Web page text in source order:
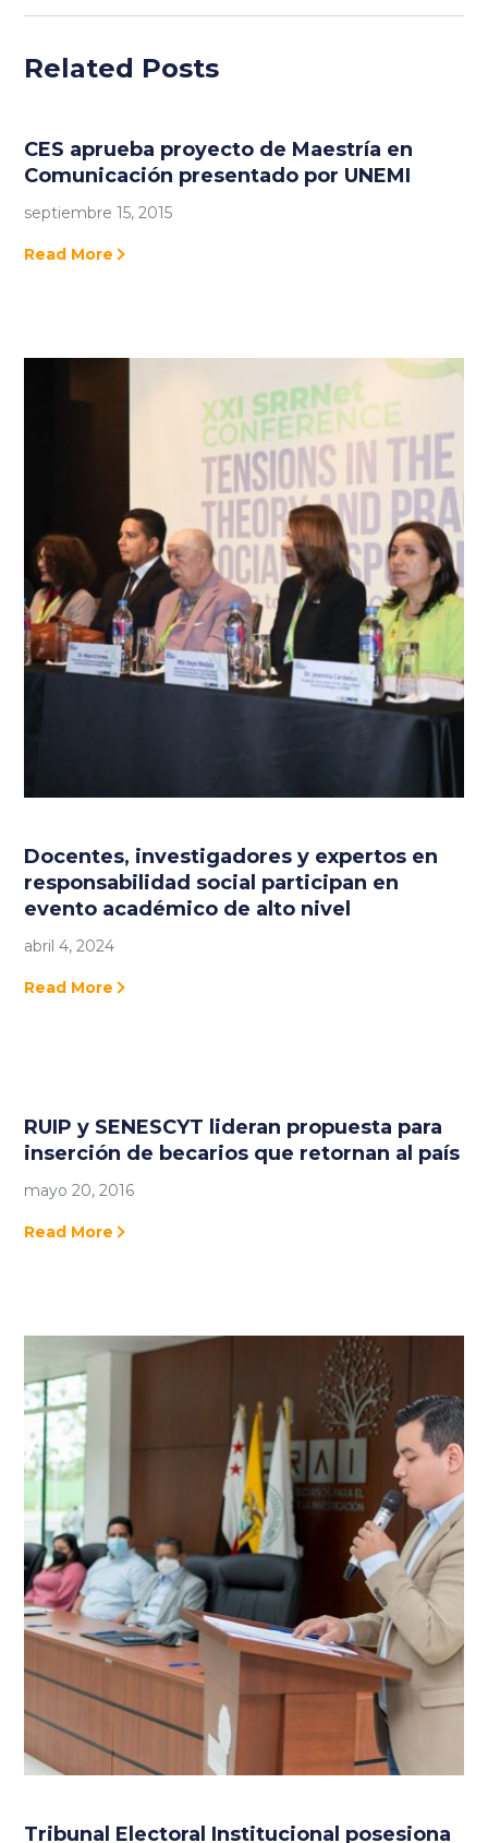
Related Posts
CES aprueba proyecto de Maestría en
Comunicación presentado por UNEMI
septiembre 15, 2015
Read More
Docentes, investigadores y expertos en
responsabilidad social participan en
evento académico de alto nivel
abril 4, 2024
Read More
RUIP y SENESCYT lideran propuesta para
inserción de becarios que retornan al país
mayo 20, 2016
Read More
Tribunal Electoral Institucional posesiona